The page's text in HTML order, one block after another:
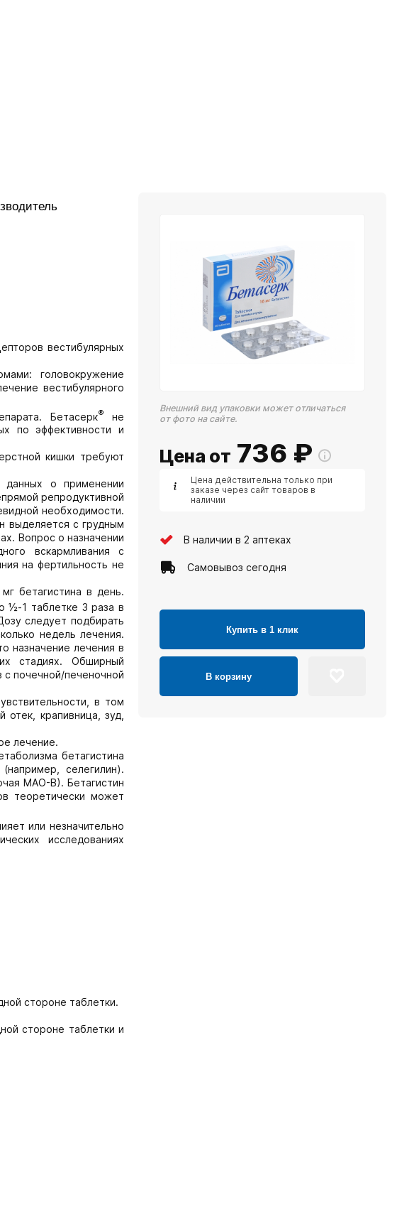
вестибулярных
головокружение
вестибулярного
Бетасерк®
не
по эффективности и
кишки требуют
о применении
репродуктивной
необходимости.
выделяется с грудным
Вопрос о назначении
вскармливания с
на фертильность не
бетагистина в день.
½‑1 таблетке 3 раза в
следует подбирать
недель лечения.
назначение лечения в
стадиях. Обширный
с почечной/печеночной
в том
крапивница, зуд,
лечение.
бетагистина
селегилин).
МАО-В). Бетагистин
теоретически может
или незначительно
исследованиях
стороне таблетки.
стороне таблетки и
Внешний вид упаковки может отличаться
от фото на сайте.
Цена от 736 ₽
Цена действительна только при
заказе через сайт товаров в
наличии
В наличии в 2 аптеках
Самовывоз сегодня
Купить в 1 клик
В корзину